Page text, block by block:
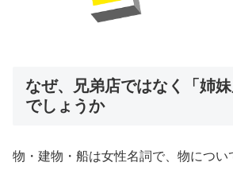
なぜ、兄弟店ではなく「姉
でしょうか
物・建物・船は女性名詞で、物につい